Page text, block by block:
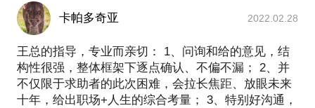
卡帕多奇亚 2022.02.28
王总的指导，专业而亲切： 1、问询和给的意见，结
构性很强，整体框架下逐点确认、不偏不漏； 2、并
不仅限于求助者的此次困难，会拉长焦距、放眼未来
十年，给出职场+人生的综合考量； 3、特别好沟通，